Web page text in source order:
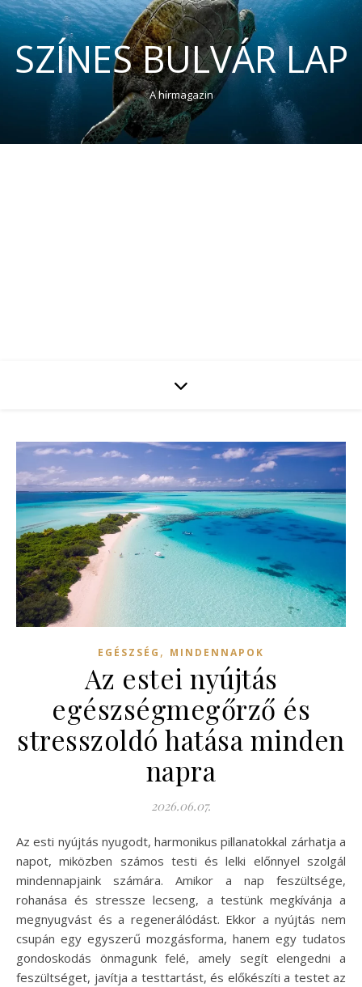
SZÍNES BULVÁR LAP
A hírmagazin
EGÉSZSÉG , MINDENNAPOK
Az estei nyújtás
egészségmegőrző és
stresszoldó hatása minden
napra
2026.06.07.
Az esti nyújtás nyugodt, harmonikus pillanatokkal zárhatja a
napot, miközben számos testi és lelki előnnyel szolgál
mindennapjaink számára. Amikor a nap feszültsége,
rohanása és stressze lecseng, a testünk megkívánja a
megnyugvást és a regenerálódást. Ekkor a nyújtás nem
csupán egy egyszerű mozgásforma, hanem egy tudatos
gondoskodás önmagunk felé, amely segít elengedni a
feszültséget, javítja a testtartást, és előkészíti a testet az